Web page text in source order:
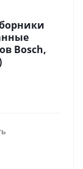
Bosch,